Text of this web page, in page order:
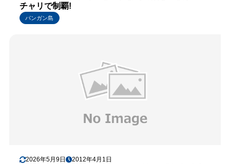
チャリで制覇!
パンガン島
2026年5月9日 2012年4月1日